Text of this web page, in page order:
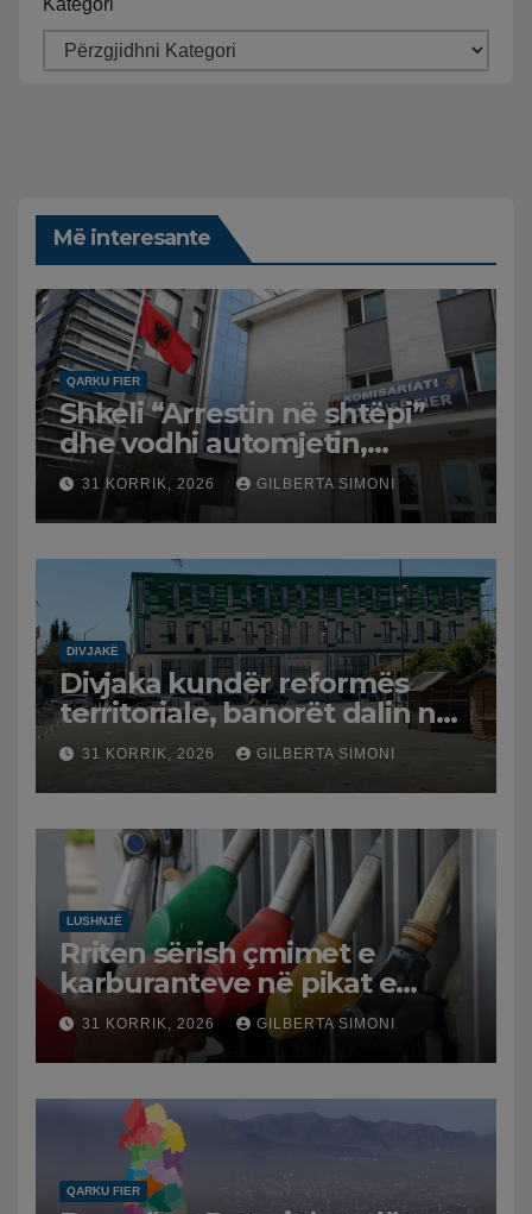
Më interesante
QARKU FIER
Shkeli “Arrestin në shtëpi”
dhe vodhi automjetin,
arrestohet 43-vjeçari
31 KORRIK, 2026 GILBERTA SIMONI
DIVJAKË
Divjaka kundër reformës
territoriale, banorët dalin në
protestë.
31 KORRIK, 2026 GILBERTA SIMONI
LUSHNJË
Rriten sërish çmimet e
karburanteve në pikat e
karburanteve në Lushnjë.
Tensionet në Lindjen e
Mesme shtrenjtojnë naftën
dhe benzinën në vend
31 KORRIK, 2026 GILBERTA SIMONI
QARKU FIER